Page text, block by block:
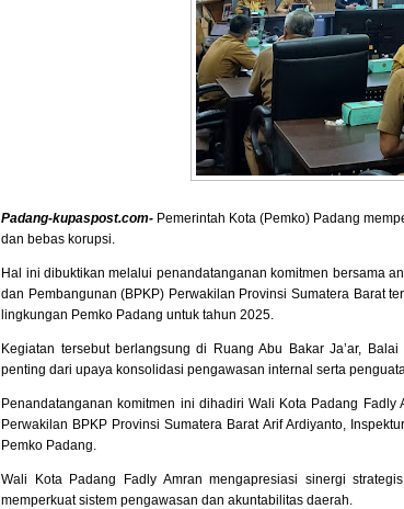
Padang-kupaspost.com- Pemerintah Kota (Pemko) Padang
dan bebas korupsi.
Hal ini dibuktikan melalui penandatanganan komitmen bersama
dan Pembangunan (BPKP) Perwakilan Provinsi Sumatera Barat
lingkungan Pemko Padang untuk tahun 2025.
Kegiatan tersebut berlangsung di Ruang Abu Bakar Ja’ar,
penting dari upaya konsolidasi pengawasan internal serta
Penandatanganan komitmen ini dihadiri Wali Kota Padang
Perwakilan BPKP Provinsi Sumatera Barat Arif Ardiyanto,
Pemko Padang.
Wali Kota Padang Fadly Amran mengapresiasi sinergi
memperkuat sistem pengawasan dan akuntabilitas daerah.